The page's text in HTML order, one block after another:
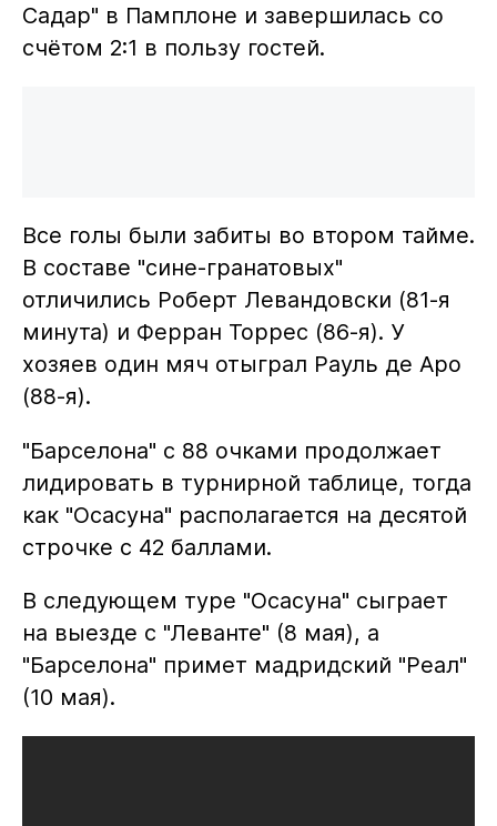
Садар" в Памплоне и завершилась со
счётом 2:1 в пользу гостей.
Все голы были забиты во втором тайме.
В составе "сине-гранатовых"
отличились Роберт Левандовски (81-я
минута) и Ферран Торрес (86-я). У
хозяев один мяч отыграл Рауль де Аро
(88-я).
"Барселона" с 88 очками продолжает
лидировать в турнирной таблице, тогда
как "Осасуна" располагается на десятой
строчке с 42 баллами.
В следующем туре "Осасуна" сыграет
на выезде с "Леванте" (8 мая), а
"Барселона" примет мадридский "Реал"
(10 мая).